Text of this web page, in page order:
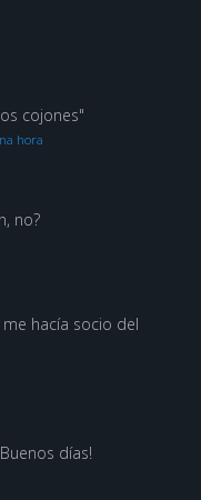
cojones"
hora
no?
hacía socio del
días!